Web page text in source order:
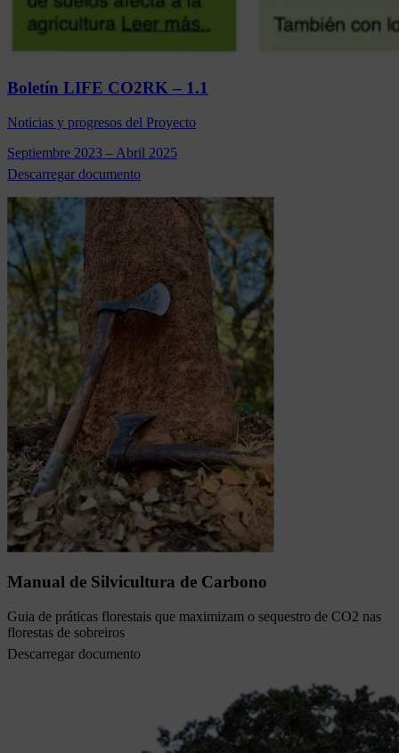
Boletín LIFE CO2RK – 1.1
Noticias y progresos del Proyecto
Septiembre 2023 – Abril 2025
Descarregar documento
Manual de Silvicultura de Carbono
Guia de práticas florestais que maximizam o sequestro de CO2 nas
florestas de sobreiros
Descarregar documento